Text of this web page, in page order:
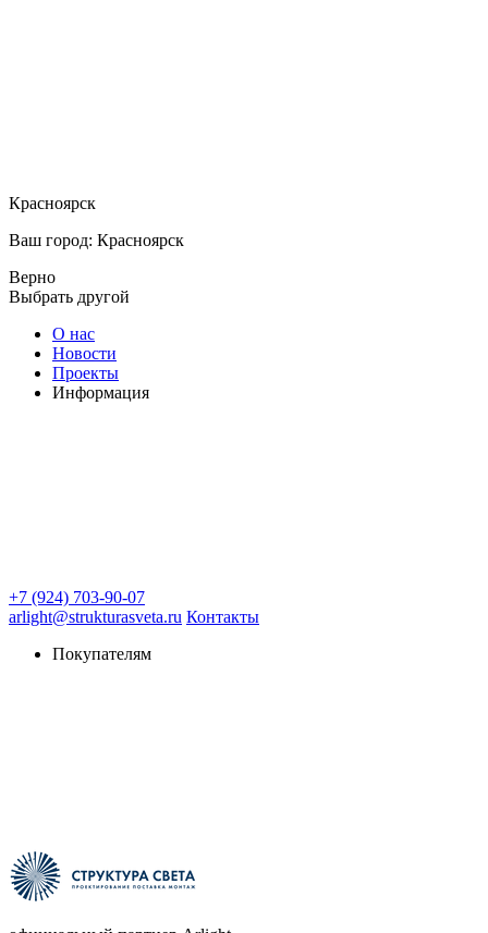
Красноярск
Ваш город: Красноярск
Верно
Выбрать другой
О нас
Новости
Проекты
Информация
+7 (924) 703-90-07
arlight@strukturasveta.ru Контакты
Покупателям